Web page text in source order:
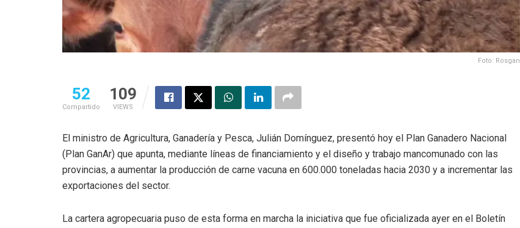
Foto: Rosgan
52
Compartido
109
VIEWS
El ministro de Agricultura, Ganadería y Pesca, Julián Domínguez, presentó hoy el Plan Ganadero Nacional
(Plan GanAr) que apunta, mediante líneas de financiamiento y el diseño y trabajo mancomunado con las
provincias, a aumentar la producción de carne vacuna en 600.000 toneladas hacia 2030 y a incrementar las
exportaciones del sector.
La cartera agropecuaria puso de esta forma en marcha la iniciativa que fue oficializada ayer en el Boletín